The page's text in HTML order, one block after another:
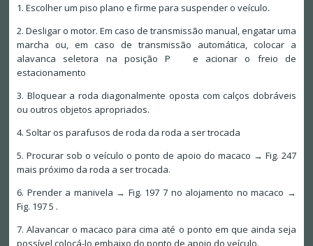
1. Escolher um piso plano e firme para suspender o veículo.
2. Desligar o motor. Em caso de transmissão manual, engatar uma
marcha ou, em caso de transmissão automática, colocar a
alavanca seletora na posição P e acionar o freio de
estacionamento
3. Bloquear a roda diagonalmente oposta com calços dobráveis
ou outros objetos apropriados.
4. Soltar os parafusos de roda da roda a ser trocada
5. Procurar sob o veículo o ponto de apoio do macaco → Fig. 247
mais próximo da roda a ser trocada.
6. Prender a manivela → Fig. 197 7 no alojamento no macaco →
Fig. 197 5 .
7. Alavancar o macaco para cima até o ponto em que ainda seja
possível colocá-lo embaixo do ponto de apoio do veículo.